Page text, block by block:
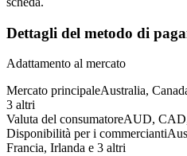
Dettagli del metodo di
Adattamento al mercato
Mercato principaleAustralia,
3 altri
Valuta del consumatoreAUD,
Disponibilità per i commercianti
Francia, Irlanda e 3 altri